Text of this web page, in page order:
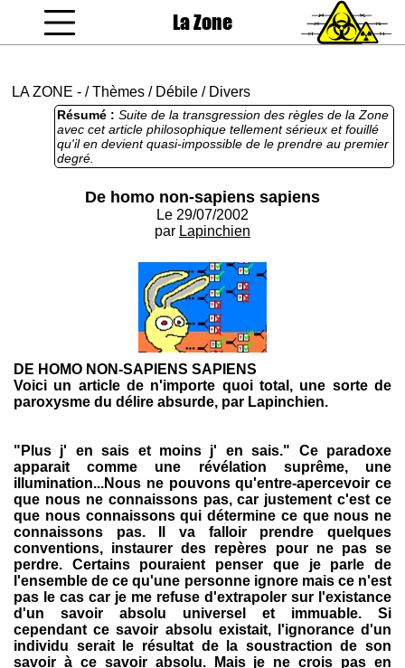
La Zone
LA ZONE - /Thèmes / Débile / Divers
Résumé : Suite de la transgression des règles de la Zone
avec cet article philosophique tellement sérieux et fouillé
qu'il en devient quasi-impossible de le prendre au premier
degré.
De homo non-sapiens sapiens
Le 29/07/2002
par Lapinchien
DE HOMO NON-SAPIENS SAPIENS
Voici un article de n'importe quoi total, une sorte de
paroxysme du délire absurde, par Lapinchien.
"Plus j' en sais et moins j' en sais." Ce paradoxe
apparait comme une révélation suprême, une
illumination...Nous ne pouvons qu'entre-apercevoir ce
que nous ne connaissons pas, car justement c'est ce
que nous connaissons qui détermine ce que nous ne
connaissons pas. Il va falloir prendre quelques
conventions, instaurer des repères pour ne pas se
perdre. Certains pouraient penser que je parle de
l'ensemble de ce qu'une personne ignore mais ce n'est
pas le cas car je me refuse d'extrapoler sur l'existance
d'un savoir absolu universel et immuable. Si
cependant ce savoir absolu existait, l'ignorance d'un
individu serait le résultat de la soustraction de son
savoir à ce savoir absolu. Mais je ne crois pas en